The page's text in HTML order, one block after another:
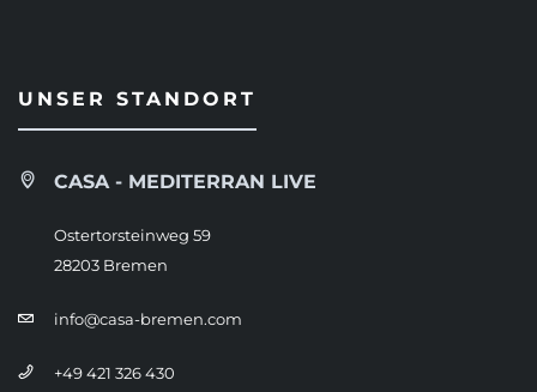
UNSER STANDORT
CASA - MEDITERRAN LIVE
Ostertorsteinweg 59
28203 Bremen
info@casa-bremen.com
+49 421 326 430